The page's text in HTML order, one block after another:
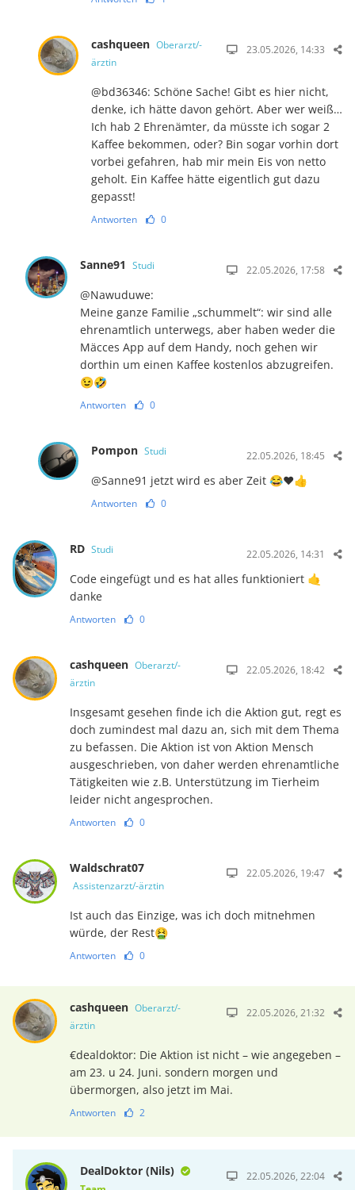
cashqueen Oberarzt/-
ärztin
23.05.2026, 14:33
@bd36346: Schöne Sache! Gibt es hier nicht,
denke, ich hätte davon gehört. Aber wer weiß…
Ich hab 2 Ehrenämter, da müsste ich sogar 2
Kaffee bekommen, oder? Bin sogar vorhin dort
vorbei gefahren, hab mir mein Eis von netto
geholt. Ein Kaffee hätte eigentlich gut dazu
gepasst!
Antworten 0
Sanne91 Studi 22.05.2026, 17:58
@Nawuduwe:
Meine ganze Familie „schummelt“: wir sind alle
ehrenamtlich unterwegs, aber haben weder die
Mäcces App auf dem Handy, noch gehen wir
dorthin um einen Kaffee kostenlos abzugreifen.
😉🤣
Antworten 0
Pompon Studi 22.05.2026, 18:45
@Sanne91 jetzt wird es aber Zeit 😂❤️👍
Antworten 0
RD Studi 22.05.2026, 14:31
Code eingefügt und es hat alles funktioniert 🤙
danke
Antworten 0
cashqueen Oberarzt/-
ärztin
22.05.2026, 18:42
Insgesamt gesehen finde ich die Aktion gut, regt es
doch zumindest mal dazu an, sich mit dem Thema
zu befassen. Die Aktion ist von Aktion Mensch
ausgeschrieben, von daher werden ehrenamtliche
Tätigkeiten wie z.B. Unterstützung im Tierheim
leider nicht angesprochen.
Antworten 0
Waldschrat07
Assistenzarzt/-ärztin
22.05.2026, 19:47
Ist auch das Einzige, was ich doch mitnehmen
würde, der Rest🤮
Antworten 0
cashqueen Oberarzt/-
ärztin
22.05.2026, 21:32
€dealdoktor: Die Aktion ist nicht – wie angegeben –
am 23. u 24. Juni. sondern morgen und
übermorgen, also jetzt im Mai.
Antworten 2
DealDoktor (Nils) 22.05.2026, 22:04